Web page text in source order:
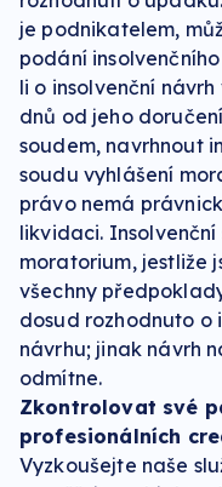
je podnikatelem,
podání
li o insolvenční
dnů od jeho
soudem, navrhnout
soudu vyhlášení
právo nemá
likvidaci. Insolvenční
moratorium, jestliže
všechny
dosud rozhodnuto o
návrhu; jinak návrh
odmítne.
Zkontrolovat své
profesionálních
Vyzkoušejte naše